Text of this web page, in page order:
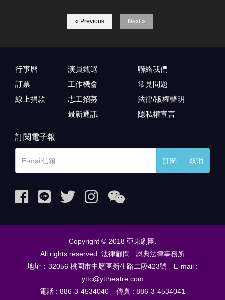
« Previous Next »
行事曆
訂票
線上捐款
演員甄選
工作機會
志工招募
最新通訊
聯絡我們
常見問題
法律/版權聲明
隱私權宣言
訂閱電子報
訂閱 取消
Copyright © 2018 亞東劇團.
All rights reserved. 法律顧問 : 恩典法律事務所
地址：32056 桃園市中壢區新生路二段423號 E-mail :
yttc@yttheatre.com
電話 : 886-3-4534040 傳真 : 886-3-4534041